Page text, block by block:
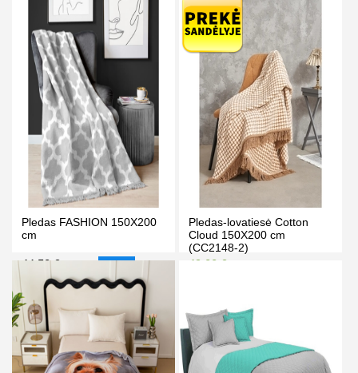
Kaina prisijungus
PIRKTI PIRKTI
Pledas FASHION 150X200
cm
44.50 € 49.90 €
PIRKTI
Pledas-lovatiesė Cotton
Cloud 150X200 cm
(CC2148-2)
49.00 €
PIRKTI